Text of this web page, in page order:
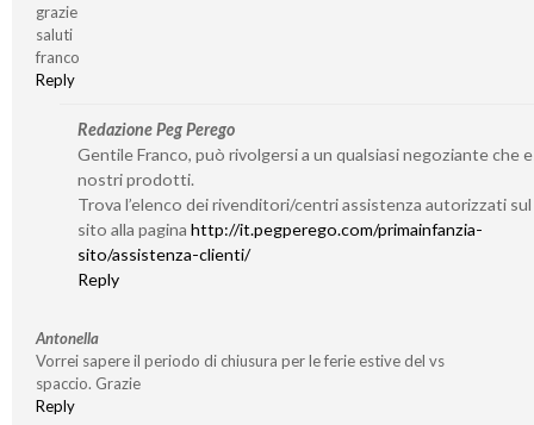
grazie
saluti
franco
Reply
Redazione Peg Perego
Gentile Franco, può rivolgersi a un qualsiasi negoziante che
nostri prodotti.
Trova l’elenco dei rivenditori/centri assistenza autorizzati
sito alla pagina http://it.pegperego.com/primainfanzia-
sito/assistenza-clienti/
Reply
Antonella
Vorrei sapere il periodo di chiusura per le ferie estive del vs
spaccio. Grazie
Reply